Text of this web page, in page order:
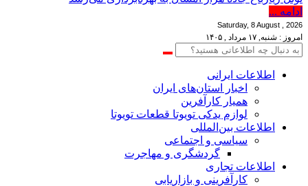
ادامه ...
Saturday, 8 August , 2026
امروز : شنبه, ۱۷ مرداد , ۱۴۰۵
اطلاعات‌ ‎ایرانی
اخبار استان‌های ایران
همیار کارآفرین
لوازم یدکی تویوتا قطعات تویوتا
اطلاعات بین‌المللی
سیاسی و اجتماعی
گردشگری و مهاجرت
اطلاعات تجاری
کارآفرینی و بازاریابی